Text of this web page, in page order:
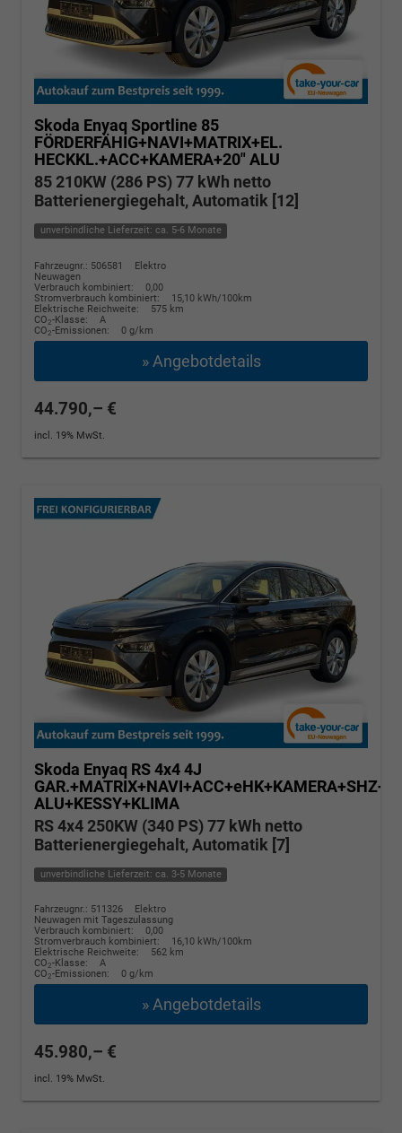
Skoda Enyaq Sportline 85
FÖRDERFÄHIG+NAVI+MATRIX+EL.
HECKKL.+ACC+KAMERA+20" ALU
85 210KW (286 PS) 77 kWh netto
Batterienergiegehalt, Automatik [12]
unverbindliche Lieferzeit: ca. 5-6 Monate
Fahrzeugnr.: 506581
Elektro
Neuwagen
Verbrauch kombiniert:
0,00
Stromverbrauch kombiniert:
15,10 kWh/100km
Elektrische Reichweite:
575 km
CO2-Klasse:
A
CO2-Emissionen: 0 g/km
» Angebotdetails
44.790,– €
incl. 19% MwSt.
Skoda Enyaq RS 4x4 4J
ALU+KESSY+KLIMA
RS 4x4 250KW (340 PS) 77 kWh netto
Batterienergiegehalt, Automatik [7]
unverbindliche Lieferzeit: ca. 3-5 Monate
Fahrzeugnr.: 511326
Elektro
Neuwagen mit Tageszulassung
Verbrauch kombiniert:
0,00
Stromverbrauch kombiniert:
16,10 kWh/100km
Elektrische Reichweite:
562 km
CO2-Klasse:
A
CO2-Emissionen: 0 g/km
» Angebotdetails
45.980,– €
incl. 19% MwSt.